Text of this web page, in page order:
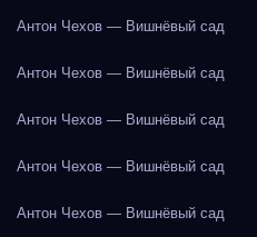
Антон Чехов — Вишнёвый сад
Антон Чехов — Вишнёвый сад
Антон Чехов — Вишнёвый сад
Антон Чехов — Вишнёвый сад
Антон Чехов — Вишнёвый сад